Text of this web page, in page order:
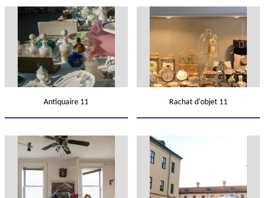
Antiquaire 11 Rachat d'objet 11